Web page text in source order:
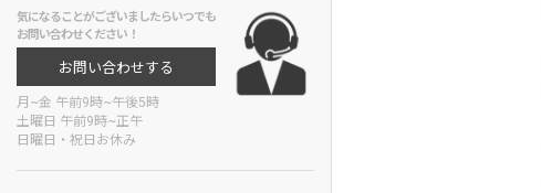
気になることがございましたらいつでも
お問い合わせください！
お問い合わせする
月~金 午前9時~午後5時
土曜日 午前9時~正午
日曜日・祝日お休み